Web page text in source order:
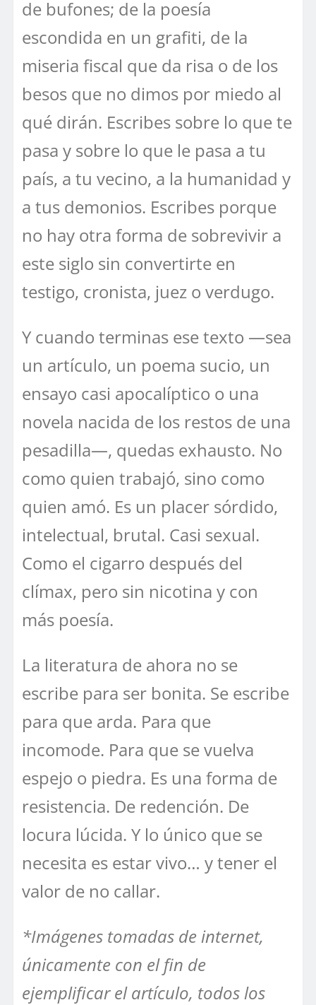
de bufones; de la poesía
escondida en un grafiti, de la
miseria fiscal que da risa o de los
besos que no dimos por miedo al
qué dirán. Escribes sobre lo que te
pasa y sobre lo que le pasa a tu
país, a tu vecino, a la humanidad y
a tus demonios. Escribes porque
no hay otra forma de sobrevivir a
este siglo sin convertirte en
testigo, cronista, juez o verdugo.
Y cuando terminas ese texto —sea
un artículo, un poema sucio, un
ensayo casi apocalíptico o una
novela nacida de los restos de una
pesadilla—, quedas exhausto. No
como quien trabajó, sino como
quien amó. Es un placer sórdido,
intelectual, brutal. Casi sexual.
Como el cigarro después del
clímax, pero sin nicotina y con
más poesía.
La literatura de ahora no se
escribe para ser bonita. Se escribe
para que arda. Para que
incomode. Para que se vuelva
espejo o piedra. Es una forma de
resistencia. De redención. De
locura lúcida. Y lo único que se
necesita es estar vivo… y tener el
valor de no callar.
*Imágenes tomadas de internet,
únicamente con el fin de
ejemplificar el artículo, todos los